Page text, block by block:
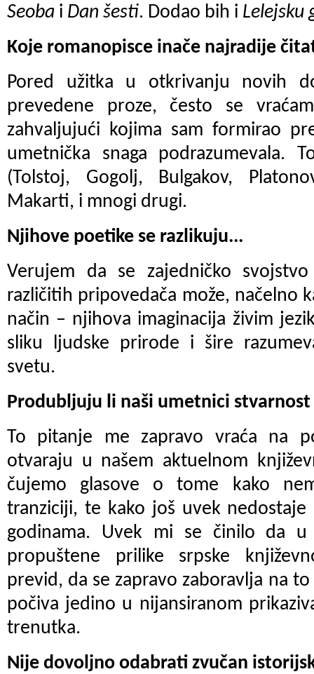
Seoba i Dan šesti. Dodao bih i Lelejsku
Koje romanopisce inače najradije
Pored užitka u otkrivanju novih
prevedene proze, često se
zahvaljujući kojima sam formirao
umetnička snaga podrazumevala.
(Tolstoj, Gogolj, Bulgakov,
Makarti, i mnogi drugi.
Njihove poetike se razlikuju...
Verujem da se zajedničko
različitih pripovedača može, načelno
način – njihova imaginacija živim
sliku ljudske prirode i šire
svetu.
Produbljuju li naši umetnici stvarnost
To pitanje me zapravo vraća na
otvaraju u našem aktuelnom
čujemo glasove o tome kako
tranziciji, te kako još uvek nedostaje
godinama. Uvek mi se činilo da u
propuštene prilike srpske
previd, da se zapravo zaboravlja na
počiva jedino u nijansiranom
trenutka.
Nije dovoljno odabrati zvučan